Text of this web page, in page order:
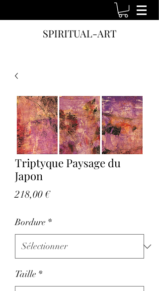
SPIRITUAL-ART
Triptyque Paysage du
Japon
218,00 €Prix
Bordure *
Taille *